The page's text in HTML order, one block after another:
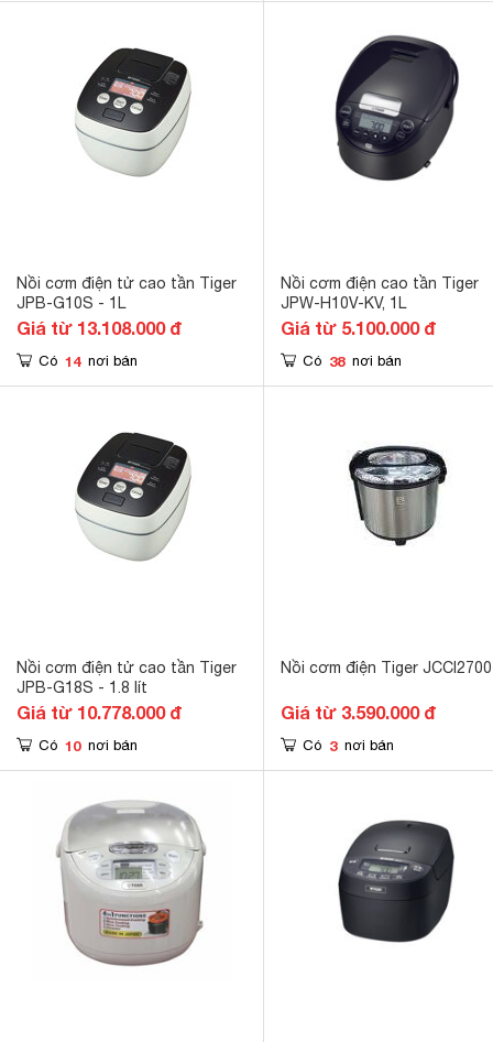
Nồi cơm điện tử cao tần Tiger
JPB-G10S - 1L
Giá từ 13.108.000 đ
Có 14 nơi bán
Nồi cơm điện cao tần Tiger
JPW-H10V-KV, 1L
Giá từ 5.100.000 đ
Có 38 nơi bán
Nồi cơm điện tử cao tần Tiger
JPB-G18S - 1.8 lít
Giá từ 10.778.000 đ
Có 10 nơi bán
Nồi cơm điện Tiger JCCI2700
Giá từ 3.590.000 đ
Có 3 nơi bán